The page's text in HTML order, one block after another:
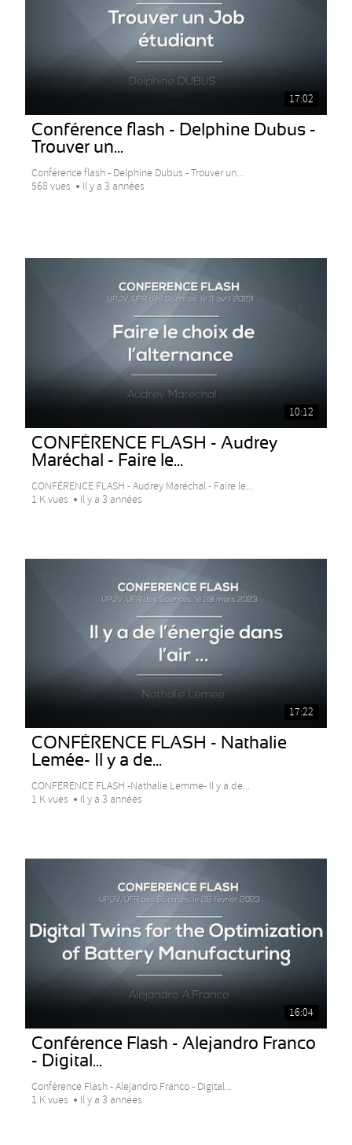
17:02
Conférence flash - Delphine Dubus -
Trouver un...
Conférence flash - Delphine Dubus - Trouver un...
568 vues
Il y a 3 années
10:12
CONFÉRENCE FLASH - Audrey
Maréchal - Faire le...
CONFÉRENCE FLASH - Audrey Maréchal - Faire le...
1 K vues
Il y a 3 années
17:22
CONFÉRENCE FLASH - Nathalie
Lemée- Il y a de...
CONFÉRENCE FLASH -Nathalie Lemme- Il y a de...
1 K vues
Il y a 3 années
16:04
Conférence Flash - Alejandro Franco
- Digital...
Conférence Flash - Alejandro Franco - Digital...
1 K vues
Il y a 3 années